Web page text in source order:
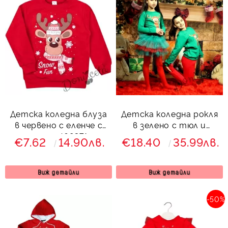
Детска коледна блуза
в червено с еленче с
шалче 469371
€7.62 14.90лв.
Виж детайли
Детска коледна рокля
в зелено с тюл и
еленче
€18.40 35.99лв.
Виж детайли
-50%